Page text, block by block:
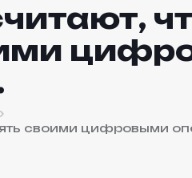
своими цифровыми